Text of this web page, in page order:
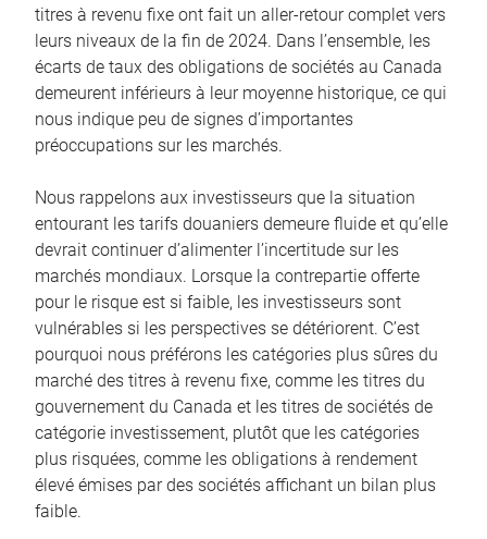
titres à revenu fixe ont fait un aller-retour complet vers
leurs niveaux de la fin de 2024. Dans l’ensemble, les
écarts de taux des obligations de sociétés au Canada
demeurent inférieurs à leur moyenne historique, ce qui
nous indique peu de signes d’importantes
préoccupations sur les marchés.
Nous rappelons aux investisseurs que la situation
entourant les tarifs douaniers demeure fluide et qu’elle
devrait continuer d’alimenter l’incertitude sur les
marchés mondiaux. Lorsque la contrepartie offerte
pour le risque est si faible, les investisseurs sont
vulnérables si les perspectives se détériorent. C’est
pourquoi nous préférons les catégories plus sûres du
marché des titres à revenu fixe, comme les titres du
gouvernement du Canada et les titres de sociétés de
catégorie investissement, plutôt que les catégories
plus risquées, comme les obligations à rendement
élevé émises par des sociétés affichant un bilan plus
faible.